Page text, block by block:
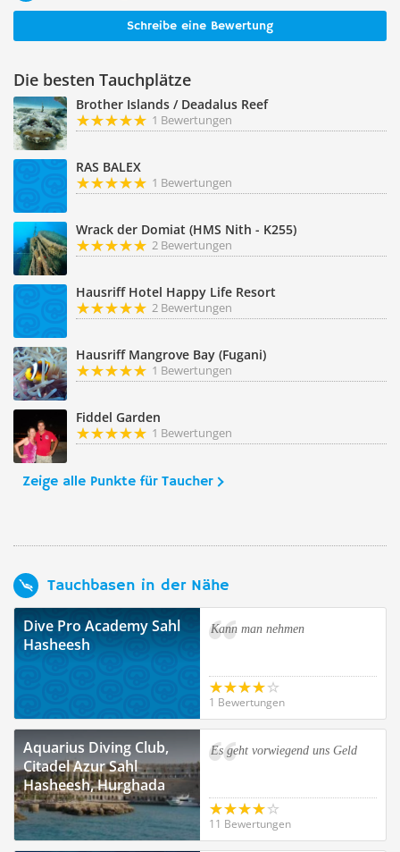
Schreibe eine Bewertung
Die besten Tauchplätze
Brother Islands / Deadalus Reef
1 Bewertungen
RAS BALEX
1 Bewertungen
Wrack der Domiat (HMS Nith - K255)
2 Bewertungen
Hausriff Hotel Happy Life Resort
2 Bewertungen
Hausriff Mangrove Bay (Fugani)
1 Bewertungen
Fiddel Garden
1 Bewertungen
Zeige alle Punkte für Taucher
Tauchbasen in der Nähe
Dive Pro Academy Sahl
Hasheesh
Kann man nehmen
1 Bewertungen
Aquarius Diving Club,
Citadel Azur Sahl
Hasheesh, Hurghada
Es geht vorwiegend uns Geld
11 Bewertungen